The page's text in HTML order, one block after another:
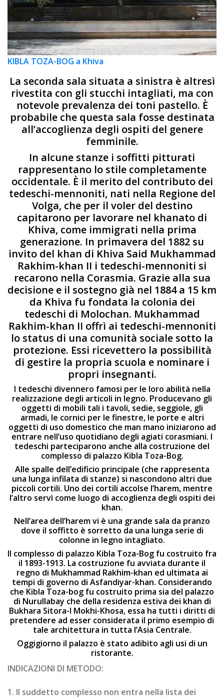
KIBLA TOZA-BOG a Khiva
La seconda sala situata a sinistra è altresì
rivestita con gli stucchi intagliati, ma con
notevole prevalenza dei toni pastello. È
probabile che questa sala fosse destinata
all’accoglienza degli ospiti del genere
femminile.
In alcune stanze i soffitti pitturati
rappresentano lo stile completamente
occidentale. È il merito del contributo dei
tedeschi-mennoniti, nati nella Regione del
Volga, che per il voler del destino
capitarono per lavorare nel khanato di
Khiva, come immigrati nella prima
generazione. In primavera del 1882 su
invito del khan di Khiva Said Mukhammad
Rakhim-khan II i tedeschi-mennoniti si
recarono nella Corasmia. Grazie alla sua
decisione e il sostegno già nel 1884 a 15 km
da Khiva fu fondata la colonia dei
tedeschi di Molochan. Mukhammad
Rakhim-khan II offrì ai tedeschi-mennoniti
lo status di una comunità sociale sotto la
protezione. Essi ricevettero la possibilità
di gestire la propria scuola e nominare i
propri insegnanti.
I tedeschi divennero famosi per le loro abilità nella
realizzazione degli articoli in legno. Producevano gli
oggetti di mobili tali i tavoli, sedie, seggiole, gli
armadi, le cornici per le finestre, le porte e altri
oggetti di uso domestico che man mano iniziarono ad
entrare nell’uso quotidiano degli agiati corasmiani. I
tedeschi parteciparono anche alla costruzione del
complesso di palazzo Kibla Toza-Bog.
Alle spalle dell’edificio principale (che rappresenta
una lunga infilata di stanze) si nascondono altri due
piccoli cortili. Uno dei cortili accolse l’harem, mentre
l’altro servì come luogo di accoglienza degli ospiti dei
khan.
Nell’area dell’harem vi è una grande sala da pranzo
dove il soffitto è sorretto da una lunga serie di
colonne in legno intagliato.
Il complesso di palazzo Kibla Toza-Bog fu costruito fra
il 1893-1913. La costruzione fu avviata durante il
regno di Mukhammad Rakhim-khan ed ultimata ai
tempi di governo di Asfandiyar-khan. Considerando
che Kibla Toza-bog fu costruito prima sia del palazzo
di Nurullabay che della residenza estiva dei khan di
Bukhara Sitora-I Mokhi-Khosa, essa ha tutti i diritti di
pretendere ad esser considerata il primo esempio di
tale architettura in tutta l’Asia Centrale.
Oggigiorno il palazzo è stato adibito agli usi di un
ristorante.
INDICAZIONI DI METODO:
1. Il suddetto complesso non entra nella lista dei